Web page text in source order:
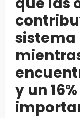
sistema
y un